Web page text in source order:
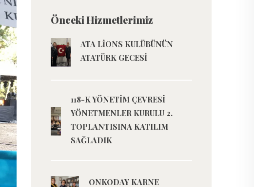
Önceki Hizmetlerimiz
ATA LİONS KULÜBÜNÜN
ATATÜRK GECESİ
118-K YÖNETİM ÇEVRESİ
YÖNETMENLER KURULU 2.
TOPLANTISINA KATILIM
SAĞLADIK
ONKODAY KARNE